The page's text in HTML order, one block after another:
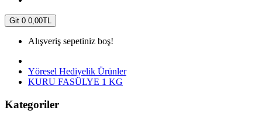
Git 0 0,00TL
Alışveriş sepetiniz boş!
Yöresel Hediyelik Ürünler
KURU FASÜLYE 1 KG
Kategoriler